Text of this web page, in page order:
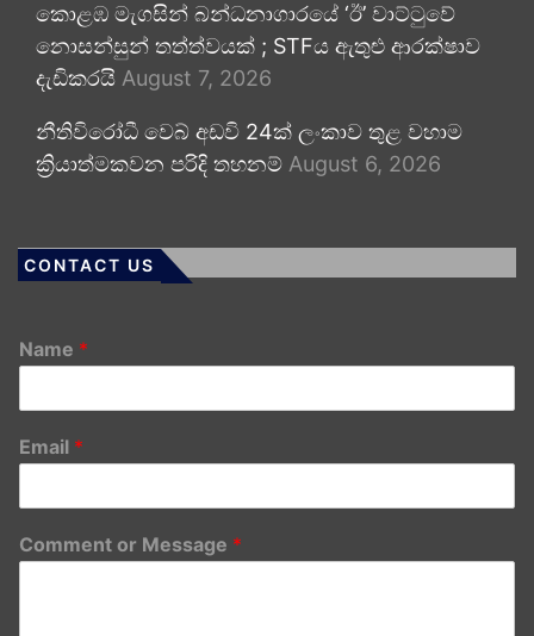
කොළඹ මැගසින් බන්ධනාගාරයේ ‘ඊ’ වාට්ටුවේ
නොසන්සුන් තත්ත්වයක් ; STFය ඇතුළු ආරක්ෂාව
දැඩිකරයි August 7, 2026
නීතිවිරෝධී වෙබ් අඩවි 24ක් ලංකාව තුළ වහාම
ක්‍රියාත්මකවන පරිදි තහනම් August 6, 2026
CONTACT US
Name *
Email *
Comment or Message *